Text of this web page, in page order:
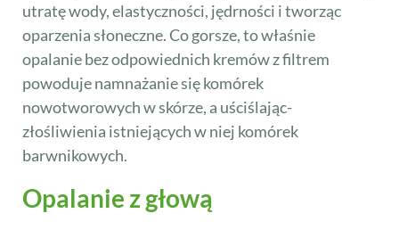
utratę wody, elastyczności, jędrności i tworząc
oparzenia słoneczne. Co gorsze, to właśnie
opalanie bez odpowiednich kremów z filtrem
powoduje namnażanie się komórek
nowotworowych w skórze, a uściślając-
złośliwienia istniejących w niej komórek
barwnikowych.
Opalanie z głową